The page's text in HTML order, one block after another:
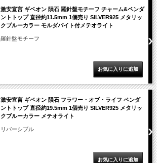
激安宣言 ギベオン 隕石 羅針盤モチーフ チャーム&ペンダ
ントトップ 直径約11.5mm 1個売り SILVER925 メタリッ
クブルーカラー モルダバイト付メテオライト
羅針盤モチーフ
激安宣言 ギベオン 隕石 フラワー・オブ・ライフ ペンダ
ントトップ 直径約19.5mm 1個売り SILVER925 メタリッ
クブルーカラー メテオライト
リバーシブル